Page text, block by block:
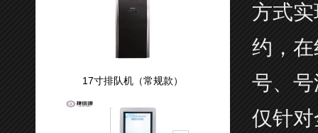
17寸排队机（常规款）
方式
约，
号、
仅针